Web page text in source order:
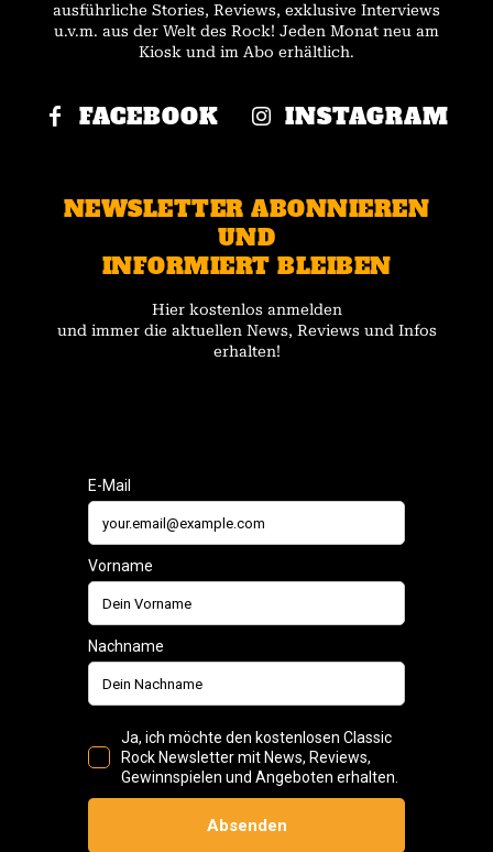
ausführliche Stories, Reviews, exklusive Interviews
u.v.m. aus der Welt des Rock! Jeden Monat neu am
Kiosk und im Abo erhältlich.
FACEBOOK INSTAGRAM
NEWSLETTER ABONNIEREN
UND
INFORMIERT BLEIBEN
Hier kostenlos anmelden
und immer die aktuellen News, Reviews und Infos
erhalten!